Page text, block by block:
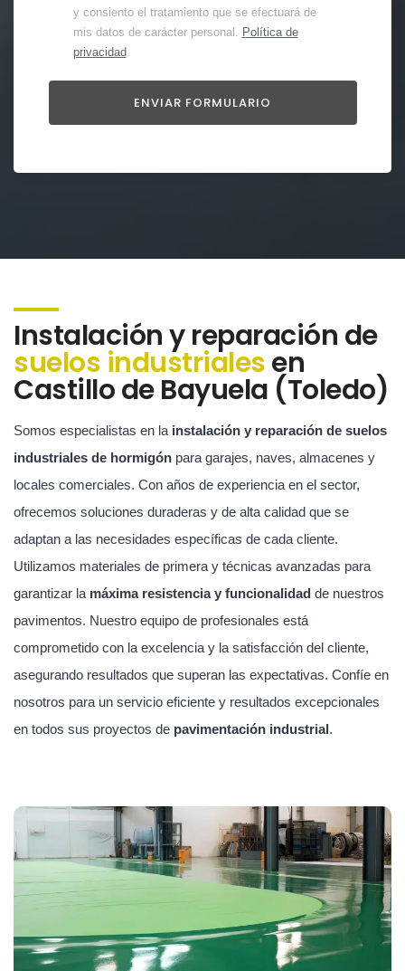
y consiento el tratamiento que se efectuará de
mis datos de carácter personal. Política de
privacidad.
Instalación y reparación de
suelos industrialesen
Castillo de Bayuela (Toledo)
Somos especialistas en la instalación y reparación de suelos
industriales de hormigón para garajes, naves, almacenes y
locales comerciales. Con años de experiencia en el sector,
ofrecemos soluciones duraderas y de alta calidad que se
adaptan a las necesidades específicas de cada cliente.
Utilizamos materiales de primera y técnicas avanzadas para
garantizar la máxima resistencia y funcionalidad de nuestros
pavimentos. Nuestro equipo de profesionales está
comprometido con la excelencia y la satisfacción del cliente,
asegurando resultados que superan las expectativas. Confíe en
nosotros para un servicio eficiente y resultados excepcionales
en todos sus proyectos de pavimentación industrial.